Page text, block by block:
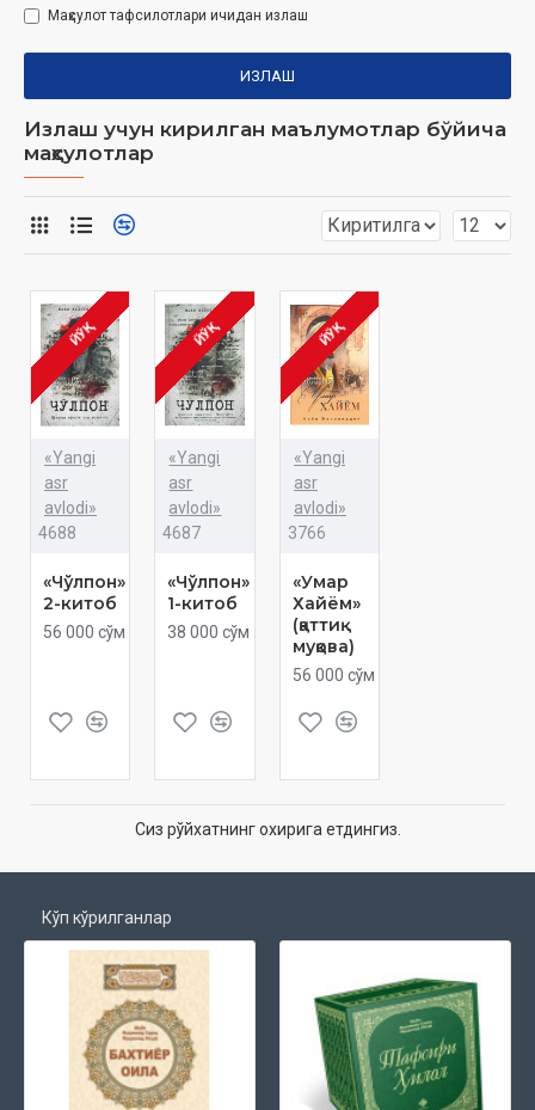
Маҳсулот тафсилотлари ичидан излаш
ИЗЛАШ
Излаш учун кирилган маълумотлар бўйича
маҳсулотлар
ЙЎҚ
«Yangi
asr
avlodi»
4688
«Чўлпон»
2-китоб
56 000 сўм
ЙЎҚ
«Yangi
asr
avlodi»
4687
«Чўлпон»
1-китоб
38 000 сўм
ЙЎҚ
«Yangi
asr
avlodi»
3766
«Умар
Хайём»
(қаттиқ
муқова)
56 000 сўм
Сиз рўйхатнинг охирига етдингиз.
Кўп кўрилганлар